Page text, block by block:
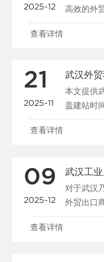
2025-12
高效的外
立品牌形
查看详情
21
2025-11
武汉外
本文提供
盖建站时
优化预算
查看详情
09
2025-12
对于武汉
外贸出口
（
查看详情